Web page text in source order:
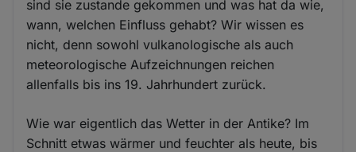
sind sie zustande gekommen und was hat da wie,
wann, welchen Einfluss gehabt? Wir wissen es
nicht, denn sowohl vulkanologische als auch
meteorologische Aufzeichnungen reichen
allenfalls bis ins 19. Jahrhundert zurück.
Wie war eigentlich das Wetter in der Antike? Im
Schnitt etwas wärmer und feuchter als heute, bis